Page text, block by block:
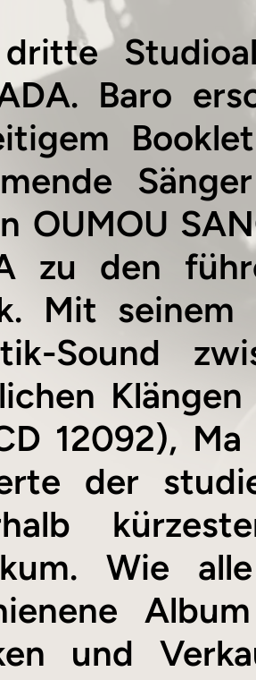
Baro
OUMOU
zu den
Mit seinem
Sound
12092),
der
Wie
und